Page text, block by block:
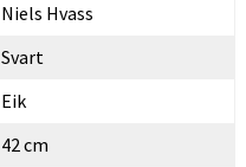
Niels Hvass
Svart
Eik
42 cm